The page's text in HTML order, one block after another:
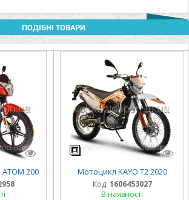
ПОДІБНІ ТОВАРИ
200 Мотоцикл KAYO T2 2020
Код: 1606453027
В наявності